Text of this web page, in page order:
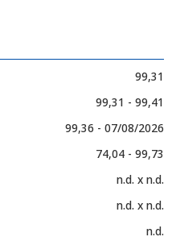
99,31
99,31 - 99,41
99,36 - 07/08/2026
74,04 - 99,73
n.d. x n.d.
n.d. x n.d.
n.d.